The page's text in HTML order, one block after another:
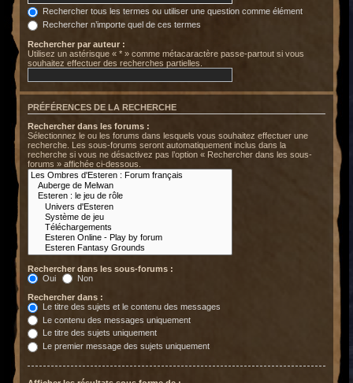
Rechercher tous les termes ou utiliser une question comme élément
Rechercher n’importe quel de ces termes
Rechercher par auteur :
Utilisez un astérisque « * » comme métacaractère passe-partout si vous
souhaitez effectuer des recherches partielles.
PRÉFÉRENCES DE LA RECHERCHE
Rechercher dans les forums :
Sélectionnez le ou les forums dans lesquels vous souhaitez effectuer une
recherche. Les sous-forums seront automatiquement inclus dans la
recherche si vous ne désactivez pas l’option « Rechercher dans les sous-
forums » affichée ci-dessous.
Rechercher dans les sous-forums :
Oui
Non
Rechercher dans :
Le titre des sujets et le contenu des messages
Le contenu des messages uniquement
Le titre des sujets uniquement
Le premier message des sujets uniquement